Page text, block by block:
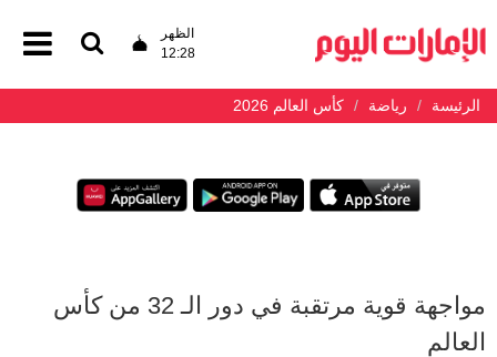
الظهر
12:28
الرئيسة رياضة كأس العالم 2026
مواجهة قوية مرتقبة في دور الـ 32 من كأس
العالم